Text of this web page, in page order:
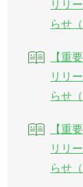
リリ
らせ
【重
リリ
らせ
【重
リリ
らせ